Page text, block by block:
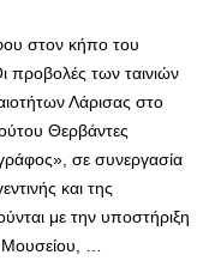
στον κήπο του
προβολές των ταινιών
Λάρισας στο
Θερβάντες
σε συνεργασία
και της
με την υποστήριξη
…